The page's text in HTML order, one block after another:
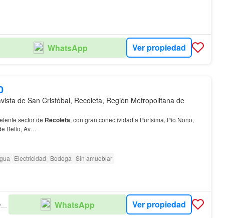
WhatsApp Ver propiedad
de San Cristóbal, Recoleta, Región Metropolitana de
sector de Recoleta, con gran conectividad a Purísima, Pío Nono,
Bello, Av…
Electricidad Bodega Sin amueblar
THE KEY PROPERTIES WhatsApp Ver propiedad